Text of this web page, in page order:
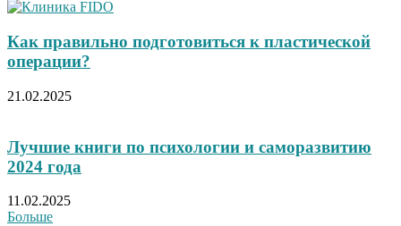
Как правильно подготовиться к пластической
операции?
21.02.2025
Лучшие книги по психологии и саморазвитию
2024 года
11.02.2025
Больше